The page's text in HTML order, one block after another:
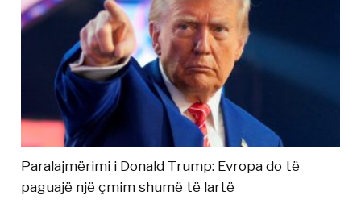
Paralajmërimi i Donald Trump: Evropa do të
paguajë një çmim shumë të lartë